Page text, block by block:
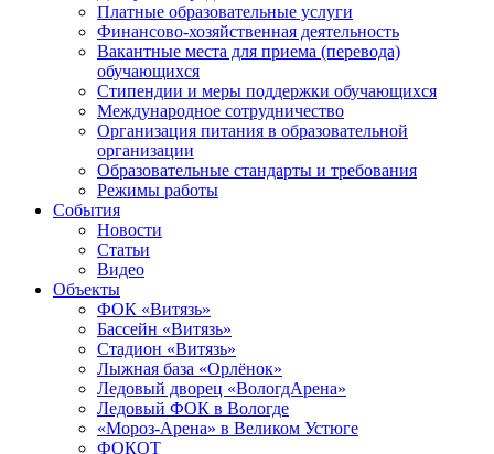
Платные образовательные услуги
Финансово-хозяйственная деятельность
Вакантные места для приема (перевода)
обучающихся
Стипендии и меры поддержки обучающихся
Международное сотрудничество
Организация питания в образовательной
организации
Образовательные стандарты и требования
Режимы работы
События
Новости
Статьи
Видео
Объекты
ФОК «Витязь»
Бассейн «Витязь»
Стадион «Витязь»
Лыжная база «Орлёнок»
Ледовый дворец «ВологдАрена»
Ледовый ФОК в Вологде
«Мороз-Арена» в Великом Устюге
ФОКОТ